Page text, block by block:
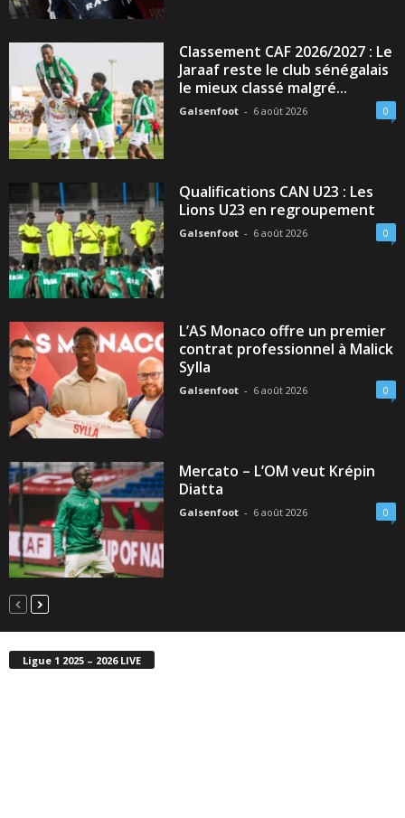
Classement CAF 2026/2027 : Le
Jaraaf reste le club sénégalais
le mieux classé malgré...
Galsenfoot - 6 août 2026 0
Qualifications CAN U23 : Les
Lions U23 en regroupement
Galsenfoot - 6 août 2026 0
L’AS Monaco offre un premier
contrat professionnel à Malick
Sylla
Galsenfoot - 6 août 2026 0
Mercato – L’OM veut Krépin
Diatta
Galsenfoot - 6 août 2026 0
Ligue 1 2025 – 2026 LIVE